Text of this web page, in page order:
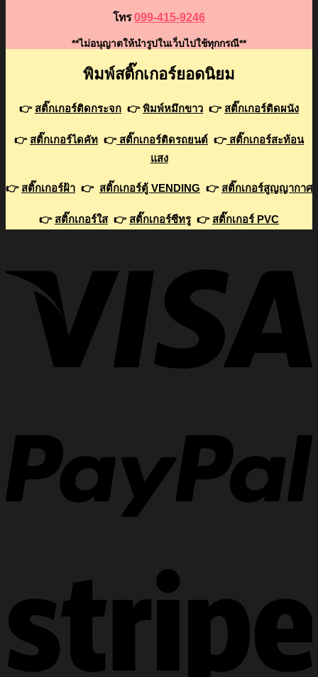
โทร 099-415-9246
**ไม่อนุญาตให้นำรูปในเว็บไปใช้ทุกกรณี**
พิมพ์สติ๊กเกอร์ยอดนิยม
👉 สติ๊กเกอร์ติดกระจก 👉พิมพ์หมึกขาว 👉 สติ๊กเกอร์ติดผนัง
👉 สติ๊กเกอร์ไดคัท 👉สติ๊กเกอร์ติดรถยนต์ 👉สติ๊กเกอร์สะท้อน
แสง
👉 สติ๊กเกอร์ฝ้า 👉 สติ๊กเกอร์ตู้ VENDING 👉 สติ๊กเกอร์สูญญากาศ
👉 สติ๊กเกอร์ใส👉 สติ๊กเกอร์ซีทรู 👉 สติ๊กเกอร์ PVC